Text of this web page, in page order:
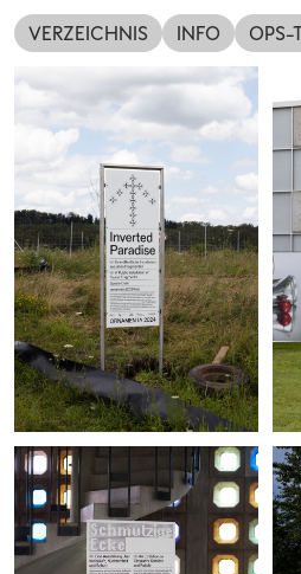
VERZEICHNIS INFO OPS-